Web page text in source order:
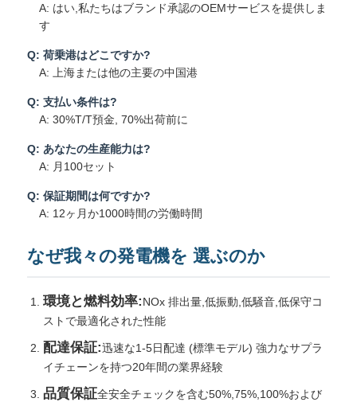
A: はい,私たちはブランド承認のOEMサービスを提供しま
す
Q: 荷乗港はどこですか?
A: 上海または他の主要の中国港
Q: 支払い条件は?
A: 30%T/T預金, 70%出荷前に
Q: あなたの生産能力は?
A: 月100セット
Q: 保証期間は何ですか?
A: 12ヶ月か1000時間の労働時間
なぜ我々の発電機を 選ぶのか
環境と燃料効率:NOx 排出量,低振動,低騒音,低保守コ
ストで最適化された性能
配達保証:迅速な1-5日配達 (標準モデル) 強力なサプラ
イチェーンを持つ20年間の業界経験
品質保証全安全チェックを含む50%,75%,100%および